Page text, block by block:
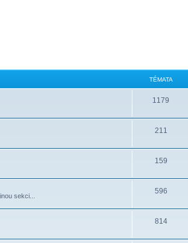
TÉMATA
1179
211
159
sekci...
596
814